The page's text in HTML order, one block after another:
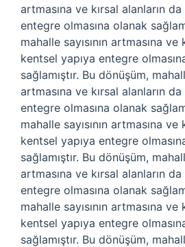
artmasına ve kırsal alanların
entegre olmasına olanak
mahalle sayısının artmasına ve
kentsel yapıya entegre
sağlamıştır. Bu dönüşüm,
artmasına ve kırsal alanların
entegre olmasına olanak
mahalle sayısının artmasına ve
kentsel yapıya entegre
sağlamıştır. Bu dönüşüm,
artmasına ve kırsal alanların
entegre olmasına olanak
mahalle sayısının artmasına ve
kentsel yapıya entegre
sağlamıştır. Bu dönüşüm,